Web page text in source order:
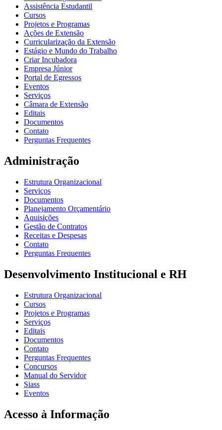
Assistência Estudantil
Cursos
Projetos e Programas
Ações de Extensão
Curricularização da Extensão
Estágio e Mundo do Trabalho
Criar Incubadora
Empresa Júnior
Portal de Egressos
Eventos
Serviços
Câmara de Extensão
Editais
Documentos
Contato
Perguntas Frequentes
Administração
Estrutura Organizacional
Serviços
Documentos
Planejamento Orçamentário
Aquisições
Gestão de Contratos
Receitas e Despesas
Contato
Perguntas Frequentes
Desenvolvimento Institucional e RH
Estrutura Organizacional
Cursos
Projetos e Programas
Serviços
Editais
Documentos
Contato
Perguntas Frequentes
Concursos
Manual do Servidor
Siass
Eventos
Acesso à Informação